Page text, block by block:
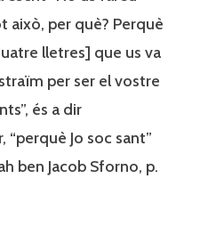
això, per què? Perquè
lletres] que us va
per ser el vostre
és a dir
“perquè Jo soc sant”
ben Jacob Sforno, p.